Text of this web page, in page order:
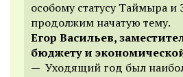
особому статусу Таймыра
продолжим начатую тему.
Егор Васильев,
бюджету и
— Уходящий год был